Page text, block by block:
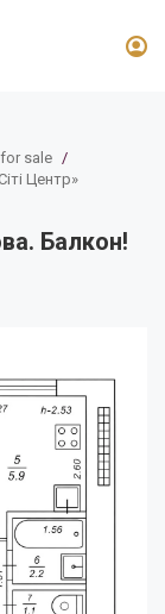
sale /
Центр»
Балкон!